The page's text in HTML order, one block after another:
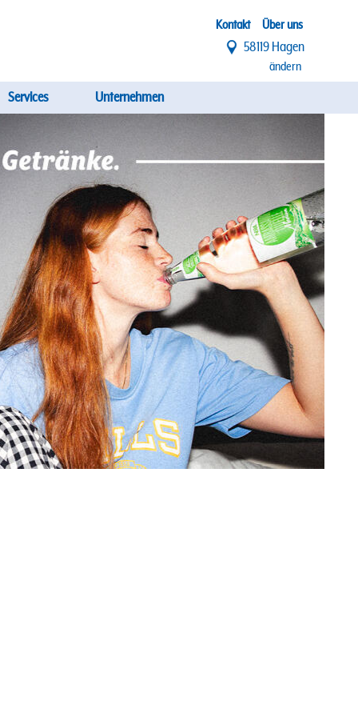
Top
Menü
Kontakt Über uns
58119 Hagen
ändern
Services Unternehmen